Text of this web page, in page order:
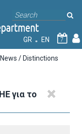
GR EN 7
News / Distinctions
για το